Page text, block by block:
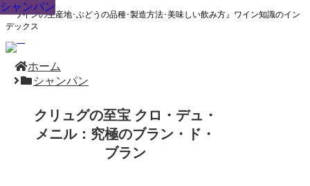
『ワインの生産地･ぶどうの品種･製造方法･美味しい飲み方』ワイン知識のイン
デックス
ホーム
シャンパン
クリュグの至宝 クロ・デュ・
メニル：究極のブラン・ド・
ブラン
シャンパン
シャンパン
シャンパン
シャンパン
シャンパン
シャンパン
シャンパン
シャンパン
シャンパン